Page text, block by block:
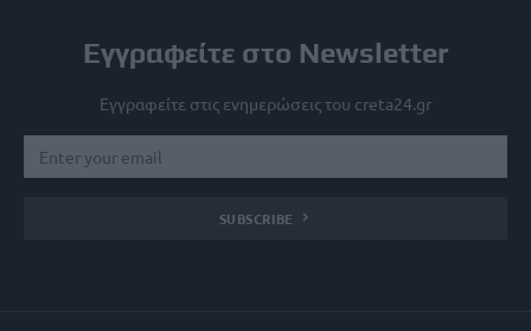
Εγγραφείτε στο Newsletter
Εγγραφείτε στις ενημερώσεις του creta24.gr
SUBSCRIBE